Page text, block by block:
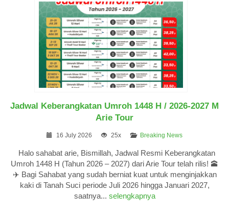
Jadwal Keberangkatan Umroh 1448 H / 2026-2027 M
Arie Tour
16 July 2026 25x Breaking News
Halo sahabat arie, Bismillah, Jadwal Resmi Keberangkatan
Umroh 1448 H (Tahun 2026 – 2027) dari Arie Tour telah rilis! 🕋
✈️ Bagi Sahabat yang sudah berniat kuat untuk menginjakkan
kaki di Tanah Suci periode Juli 2026 hingga Januari 2027,
saatnya... selengkapnya